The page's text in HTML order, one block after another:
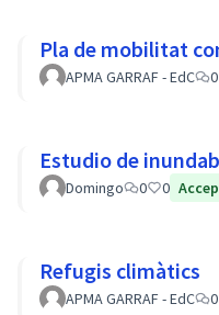
Pla de mobilitat
APMA GARRAF - EdC 0
Estudio de
Domingo 0 0
Refugis climàtics
APMA GARRAF - EdC 0